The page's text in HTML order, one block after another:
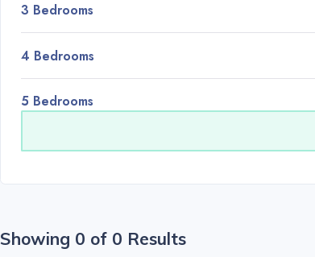
3 Bedrooms
4 Bedrooms
5 Bedrooms
Showing 0 of 0 Results